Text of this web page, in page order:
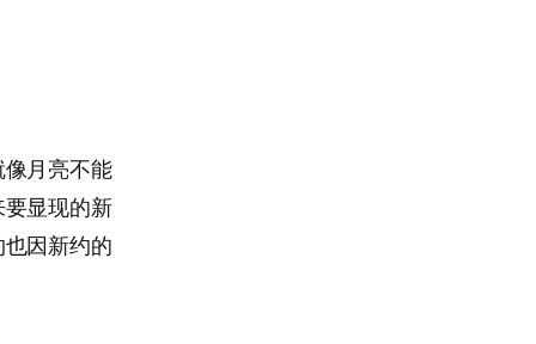
月亮不能
显现的新
因新约的